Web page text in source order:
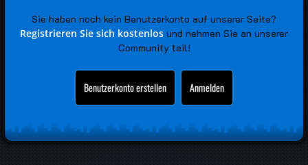
Sie haben noch kein Benutzerkonto auf unserer Seite?
Registrieren Sie sich kostenlos und nehmen Sie an unserer
Community teil!
Benutzerkonto erstellen Anmelden